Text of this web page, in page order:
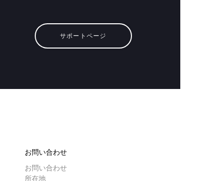
サポートページ
お問い合わせ
お問い合わせ
所在地